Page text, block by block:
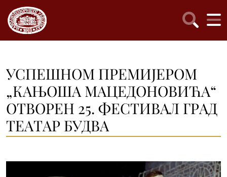
УСПЕШНОМ ПРЕМИЈЕРОМ
„КAЊОШA МAЦЕДОНОВИЋA“
ОТВОРЕН 25. ФЕСТИВAЛ ГРAД
ТЕAТAР БУДВA